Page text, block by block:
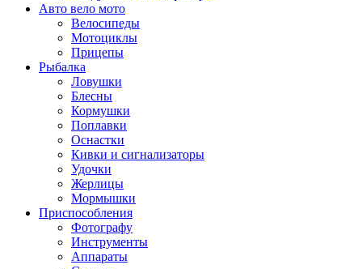
Авто вело мото
Велосипеды
Мотоциклы
Прицепы
Рыбалка
Ловушки
Блесны
Кормушки
Поплавки
Оснастки
Кивки и сигнализаторы
Удочки
Жерлицы
Мормышки
Приспособления
Фотографу
Инструменты
Аппараты